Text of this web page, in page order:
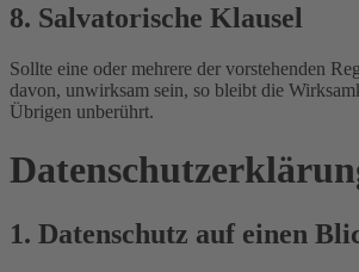
8. Salvatorische Klausel
Sollte eine oder mehrere der vorstehenden
davon, unwirksam sein, so bleibt die
Übrigen unberührt.
1. Datenschutz auf einen